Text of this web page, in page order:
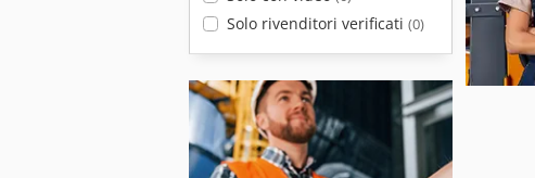
Solo rivenditori verificati (0)